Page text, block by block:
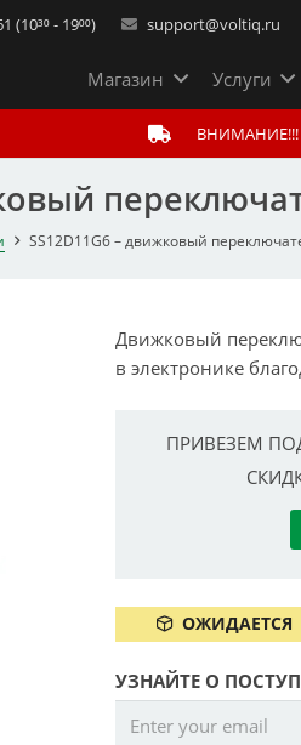
(10³⁰ - 19⁰⁰) support@voltiq.ru
Магазин Услуги
ВНИМАНИЕ!!!
SS12D11G6 – движковый
Движковый
в электронике
ПРИВЕЗЕМ
ОЖИДАЕТСЯ
УЗНАЙТЕ О